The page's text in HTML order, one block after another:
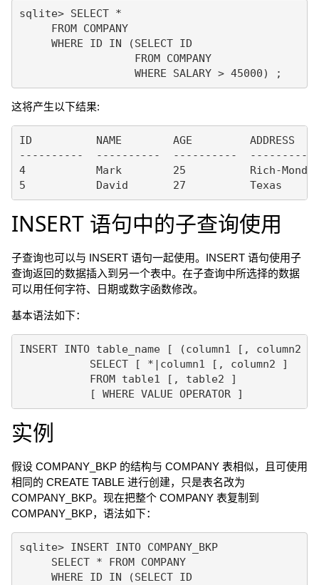
sqlite> SELECT *
     FROM COMPANY
     WHERE ID IN (SELECT ID
                  FROM COMPANY
这将产生以下结果:
ID          NAME        AGE         ADDRESS
----------  ----------  ----------  ----------
4           Mark        25          Rich-Mond
INSERT 语句中的子查询使用
子查询也可以与 INSERT 语句一起使用。INSERT 语句使用子
查询返回的数据插入到另一个表中。在子查询中所选择的数据
可以用任何字符、日期或数字函数修改。
基本语法如下：
INSERT INTO table_name [ (column1 [, column2
           SELECT [ *|column1 [, column2 ]
           FROM table1 [, table2 ]
实例
假设 COMPANY_BKP 的结构与 COMPANY 表相似，且可使用
相同的 CREATE TABLE 进行创建，只是表名改为
COMPANY_BKP。现在把整个 COMPANY 表复制到
COMPANY_BKP，语法如下：
sqlite> INSERT INTO COMPANY_BKP
     SELECT * FROM COMPANY
     WHERE ID IN (SELECT ID